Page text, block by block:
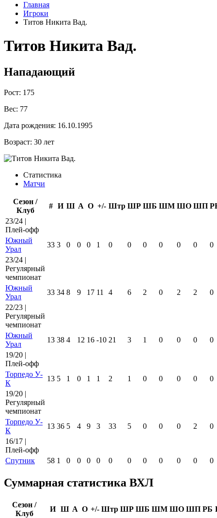
Главная
Игроки
Титов Никита Вад.
Титов Никита Вад.
Нападающий
Рост: 175
Вес: 77
Дата рождения: 16.10.1995
Возраст: 30 лет
Статистика
Матчи
Сезон /
Клуб
# И Ш А О +/- Штр ШР ШБ ШМ ШО ШП
23/24 |
Плей-офф
Южный
Урал
33 3 0 0 0 1 0 0 0 0 0 0
0
23/24 |
Регулярный
чемпионат
Южный
Урал
33 34 8 9 17 11 4 6 2 0 2 2
0
22/23 |
Регулярный
чемпионат
Южный
Урал
13 38 4 12 16 -10 21 3 1 0 0 0
0
19/20 |
Плей-офф
Торпедо У-
К
13 5 1 0 1 1 2 1 0 0 0 0
0
19/20 |
Регулярный
чемпионат
Торпедо У-
К
13 36 5 4 9 3 33 5 0 0 0 2
0
16/17 |
Плей-офф
Спутник
58 1 0 0 0 0 0 0 0 0 0 0 0
Суммарная статистика ВХЛ
Сезон /
Клуб
И Ш А О +/- Штр ШР ШБ ШМ ШО ШП РБ